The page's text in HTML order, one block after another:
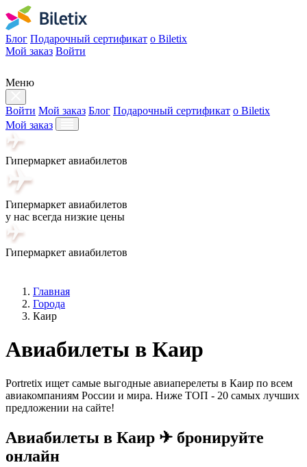
Блог Подарочный сертификат о Biletix
Мой заказ Войти
Меню
Войти Мой заказ Блог Подарочный сертификат о Biletix
Мой заказ
Гипермаркет авиабилетов
Гипермаркет авиабилетов
у нас всегда низкие цены
Гипермаркет авиабилетов
Главная
Города
Каир
Авиабилеты в Каир
Portretix ищет самые выгодные авиаперелеты в Каир по всем
авиакомпаниям России и мира. Ниже ТОП - 20 самых лучших
предложении на сайте!
Авиабилеты в Каир ✈ бронируйте
онлайн